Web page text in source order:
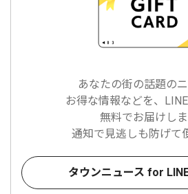
あなたの街の話題の
お得な情報などを、
無料でお届けしま
通知で見逃しも防げて
タウンニュース for